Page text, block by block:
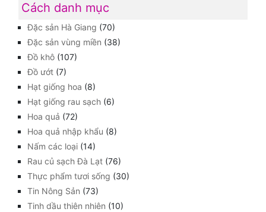
Cách danh mục
Đặc sản Hà Giang (70)
Đặc sản vùng miền (38)
Đồ khô (107)
Đồ ướt (7)
Hạt giống hoa (8)
Hạt giống rau sạch (6)
Hoa quả (72)
Hoa quả nhập khẩu (8)
Nấm các loại (14)
Rau củ sạch Đà Lạt (76)
Thực phẩm tươi sống (30)
Tin Nông Sản (73)
Tinh dầu thiên nhiên (10)